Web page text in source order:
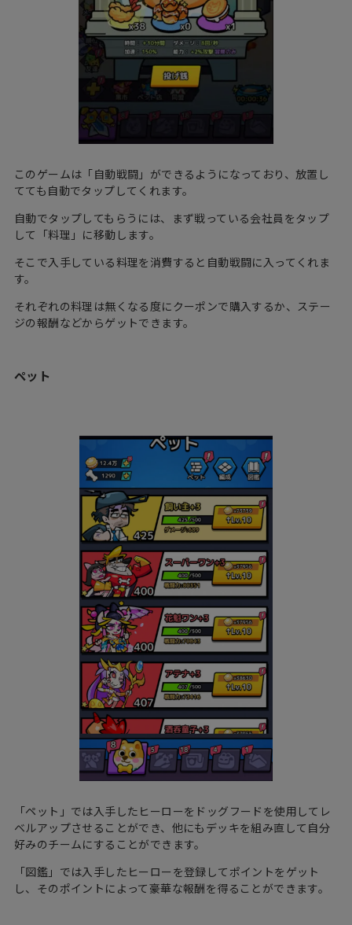
このゲームは「自動戦闘」ができるようになっており、放置し
てても自動でタップしてくれます。
自動でタップしてもらうには、まず戦っている会社員をタップ
して「料理」に移動します。
そこで入手している料理を消費すると自動戦闘に入ってくれま
す。
それぞれの料理は無くなる度にクーポンで購入するか、ステー
ジの報酬などからゲットできます。
ペット
「ペット」では入手したヒーローをドッグフードを使用してレ
ベルアップさせることができ、他にもデッキを組み直して自分
好みのチームにすることができます。
「図鑑」では入手したヒーローを登録してポイントをゲット
し、そのポイントによって豪華な報酬を得ることができます。